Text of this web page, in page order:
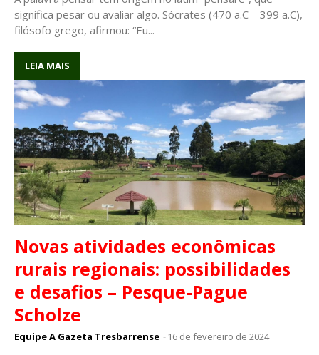
significa pesar ou avaliar algo. Sócrates (470 a.C – 399 a.C),
filósofo grego, afirmou: “Eu...
LEIA MAIS
Novas atividades econômicas
rurais regionais: possibilidades
e desafios – Pesque-Pague
Scholze
Equipe A Gazeta Tresbarrense - 16 de fevereiro de 2024